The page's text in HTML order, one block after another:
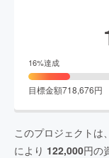
16%達成
目標金額718,676円
このプロジェクトは、
により 122,000円の